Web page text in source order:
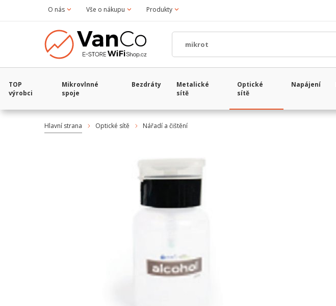
O nás Vše o nákupu Produkty
TOP
výrobci
Mikrovlnné
spoje
Bezdráty
Metalické
sítě
Optické
sítě
Napájení
Hlavní strana Optické sítě Nářadí a čištění